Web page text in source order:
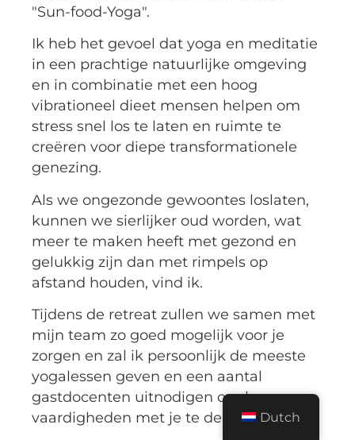
"Sun-food-Yoga".
Ik heb het gevoel dat yoga en meditatie
in een prachtige natuurlijke omgeving
en in combinatie met een hoog
vibrationeel dieet mensen helpen om
stress snel los te laten en ruimte te
creëren voor diepe transformationele
genezing.
Als we ongezonde gewoontes loslaten,
kunnen we sierlijker oud worden, wat
meer te maken heeft met gezond en
gelukkig zijn dan met rimpels op
afstand houden, vind ik.
Tijdens de retreat zullen we samen met
mijn team zo goed mogelijk voor je
zorgen en zal ik persoonlijk de meeste
yogalessen geven en een aantal
gastdocenten uitnodigen om hun
vaardigheden met je te delen.
Dutch